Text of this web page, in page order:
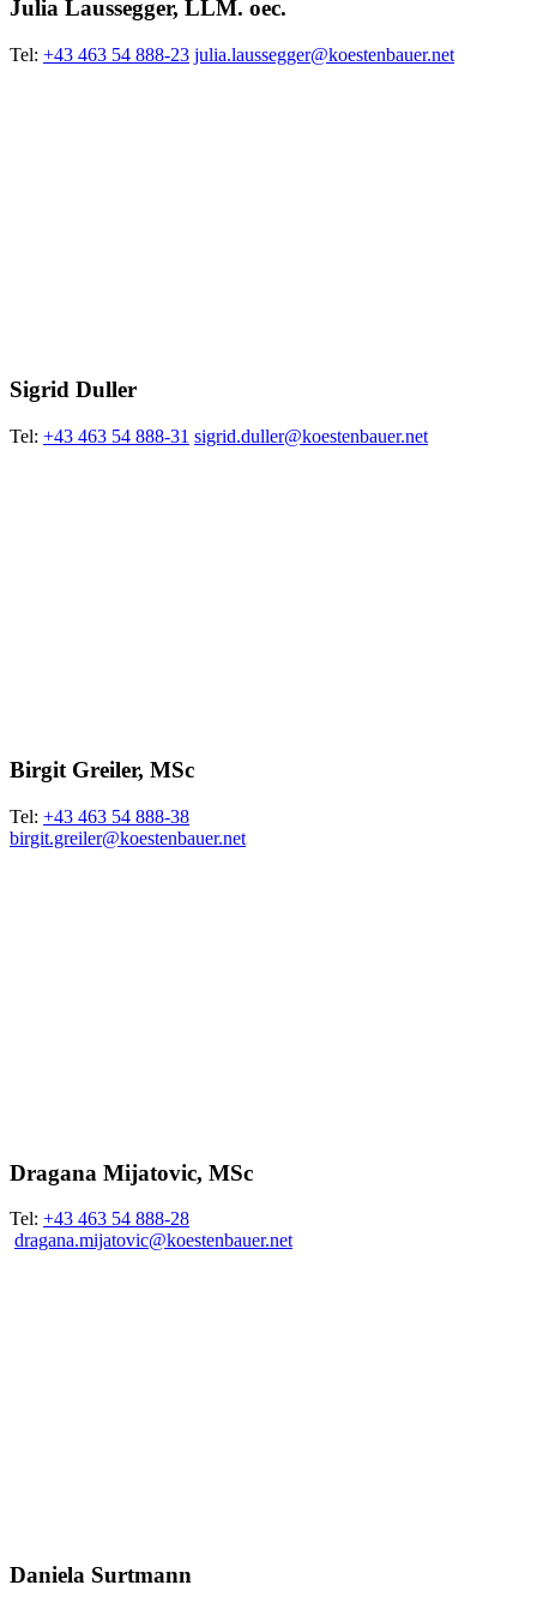
Julia Laussegger, LLM. oec.
Tel: +43 463 54 888-23 julia.laussegger@koestenbauer.net
Sigrid Duller
Tel: +43 463 54 888-31 sigrid.duller@koestenbauer.net
Birgit Greiler, MSc
Tel: +43 463 54 888-38
birgit.greiler@koestenbauer.net
Dragana Mijatovic, MSc
Tel: +43 463 54 888-28
dragana.mijatovic@koestenbauer.net
Daniela Surtmann